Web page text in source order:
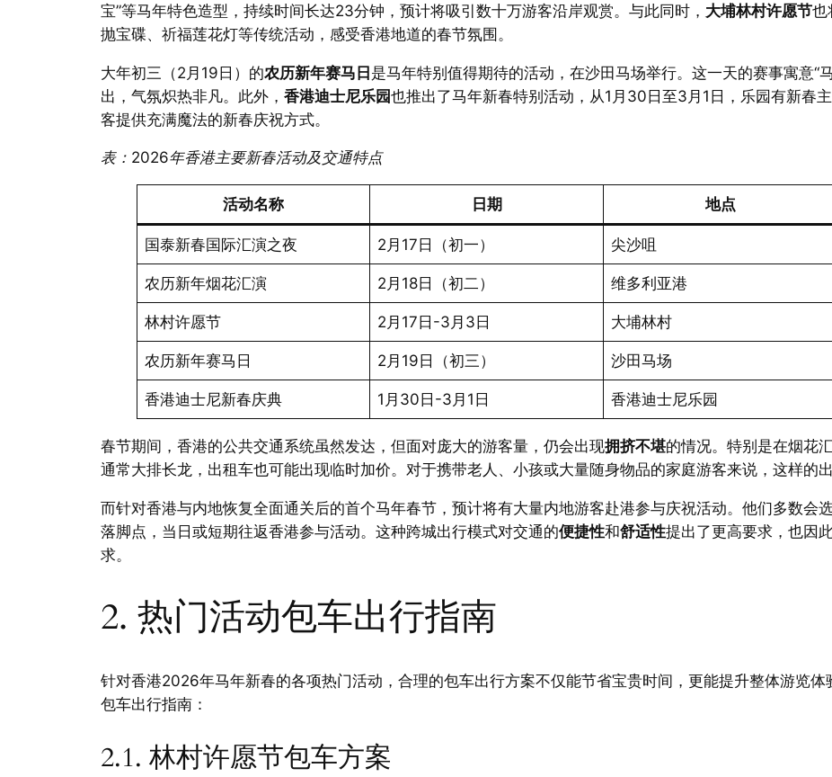
宝”等马年特色造型，持续时间长达23分钟，预计将吸引数十万游客沿岸观赏。与此同时， 大埔林村许愿节也
抛宝碟、祈福莲花灯等传统活动，感受香港地道的春节氛围。
大年初三（2月19日）的农历新年赛马日是马年特别值得期待的活动，在沙田马场举行。这一天的赛事寓意“
出，气氛炽热非凡。此外， 香港迪士尼乐园也推出了马年新春特别活动，从1月30日至3月1日，乐园有新春
客提供充满魔法的新春庆祝方式。
表：2026年香港主要新春活动及交通特点
活动名称 日期 地点
国泰新春国际汇演之夜 2月17日（初一） 尖沙咀
农历新年烟花汇演 2月18日（初二） 维多利亚港
林村许愿节 2月17日-3月3日 大埔林村
农历新年赛马日 2月19日（初三） 沙田马场
香港迪士尼新春庆典 1月30日-3月1日 香港迪士尼乐园
春节期间，香港的公共交通系统虽然发达，但面对庞大的游客量，仍会出现拥挤不堪的情况。特别是在烟花
通常大排长龙，出租车也可能出现临时加价。对于携带老人、小孩或大量随身物品的家庭游客来说，这样的
而针对香港与内地恢复全面通关后的首个马年春节，预计将有大量内地游客赴港参与庆祝活动。他们多数会
落脚点，当日或短期往返香港参与活动。这种跨城出行模式对交通的便捷性和舒适性提出了更高要求，也因
求。
2. 热门活动包车出行指南
针对香港2026年马年新春的各项热门活动，合理的包车出行方案不仅能节省宝贵时间，更能提升整体游览
包车出行指南：
2.1. 林村许愿节包车方案